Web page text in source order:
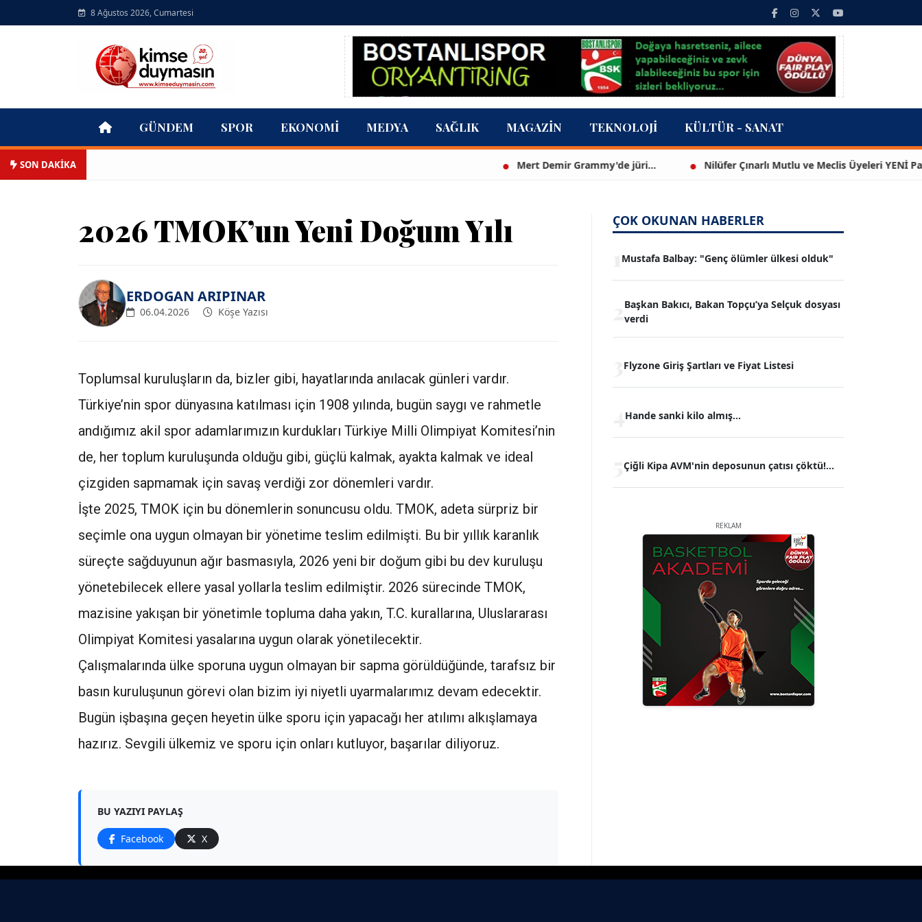
8 Ağustos 2026, Cumartesi
GÜNDEM SPOR EKONOMI MEDYA SAĞLIK MAGAZIN TEKNOLOJI KÜLTÜR - SANAT
SON DAKİKA Mert Demir Grammy'de jüri... Nilüfer Çınarlı Mutlu ve Meclis Üyeleri YENİ Parti'ye
2026 TMOK’un Yeni Doğum Yılı
ERDOGAN ARIPINAR
06.04.2026 Köşe Yazısı
Toplumsal kuruluşların da, bizler gibi, hayatlarında anılacak günleri vardır.
Türkiye’nin spor dünyasına katılması için 1908 yılında, bugün saygı ve rahmetle
andığımız akil spor adamlarımızın kurdukları Türkiye Milli Olimpiyat Komitesi’nin
de, her toplum kuruluşunda olduğu gibi, güçlü kalmak, ayakta kalmak ve ideal
çizgiden sapmamak için savaş verdiği zor dönemleri vardır.
İşte 2025, TMOK için bu dönemlerin sonuncusu oldu. TMOK, adeta sürpriz bir
seçimle ona uygun olmayan bir yönetime teslim edilmişti. Bu bir yıllık karanlık
süreçte sağduyunun ağır basmasıyla, 2026 yeni bir doğum gibi bu dev kuruluşu
yönetebilecek ellere yasal yollarla teslim edilmiştir. 2026 sürecinde TMOK,
mazisine yakışan bir yönetimle topluma daha yakın, T.C. kurallarına, Uluslararası
Olimpiyat Komitesi yasalarına uygun olarak yönetilecektir.
Çalışmalarında ülke sporuna uygun olmayan bir sapma görüldüğünde, tarafsız bir
basın kuruluşunun görevi olan bizim iyi niyetli uyarmalarımız devam edecektir.
Bugün işbaşına geçen heyetin ülke sporu için yapacağı her atılımı alkışlamaya
hazırız. Sevgili ülkemiz ve sporu için onları kutluyor, başarılar diliyoruz.
BU YAZIYI PAYLAŞ
Facebook X
ÇOK OKUNAN HABERLER
Mustafa Balbay: "Genç ölümler ülkesi olduk"
Başkan Bakıcı, Bakan Topçu’ya Selçuk dosyası
verdi
Flyzone Giriş Şartları ve Fiyat Listesi
Hande sanki kilo almış...
Çiğli Kipa AVM'nin deposunun çatısı çöktü!...
REKLAM